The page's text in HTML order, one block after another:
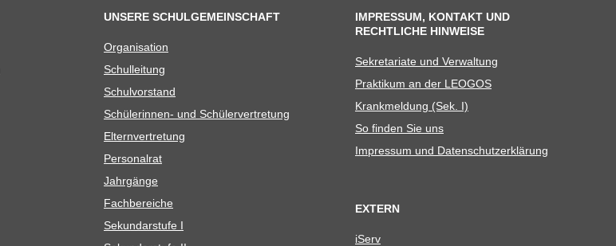
UNSERE SCHULGEMEINSCHAFT
Orga­ni­sa­tion
Schul­lei­tung
Schul­vor­stand
Schü­le­rin­nen- und Schülervertretung
Eltern­ver­tre­tung
Per­so­nal­rat
Jahr­gänge
Fach­be­rei­che
Sekun­dar­stufe I
IMPRESSUM, KONTAKT UND
RECHTLICHE HINWEISE
Sekre­ta­riate und Verwaltung
Prak­ti­kum an der LEOGOS
Krank­mel­dung (Sek. I)
So fin­den Sie uns
Impres­sum und Datenschutzerklärung
EXTERN
iServ